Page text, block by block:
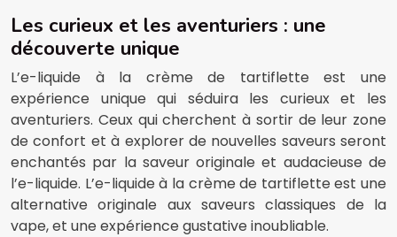
Les curieux et les aventuriers : une
découverte unique
L’e-liquide à la crème de tartiflette est une
expérience unique qui séduira les curieux et les
aventuriers. Ceux qui cherchent à sortir de leur zone
de confort et à explorer de nouvelles saveurs seront
enchantés par la saveur originale et audacieuse de
l’e-liquide. L’e-liquide à la crème de tartiflette est une
alternative originale aux saveurs classiques de la
vape, et une expérience gustative inoubliable.